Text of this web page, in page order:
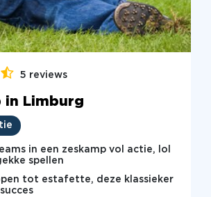
5 reviews
in Limburg
in een zeskamp vol actie, lol
spellen
tot estafette, deze klassieker